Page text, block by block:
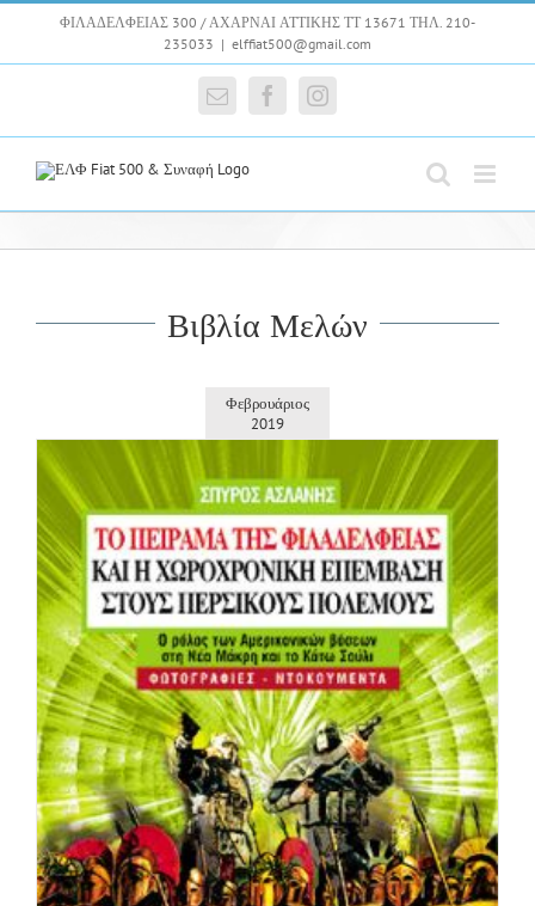
Skip
ΦΙΛΑΔΕΛΦΕΙΑΣ 300 / ΑΧΑΡΝΑΙ ΑΤΤΙΚΗΣ ΤΤ 13671 ΤΗΛ. 210-
235033 | elffiat500@gmail.com
EmailFacebookInstagram
Βιβλία Μελών
Φεβρουάριος
2019